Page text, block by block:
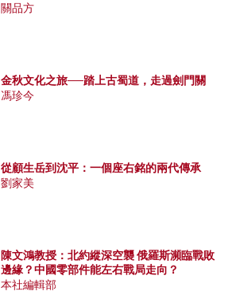
關品方
金秋文化之旅──踏上古蜀道，走過劍門關
馮珍今
從顧生岳到沈平：一個座右銘的兩代傳承
劉家美
陳文鴻教授：北約縱深空襲 俄羅斯瀕臨戰敗
邊緣？中國零部件能左右戰局走向？
本社編輯部